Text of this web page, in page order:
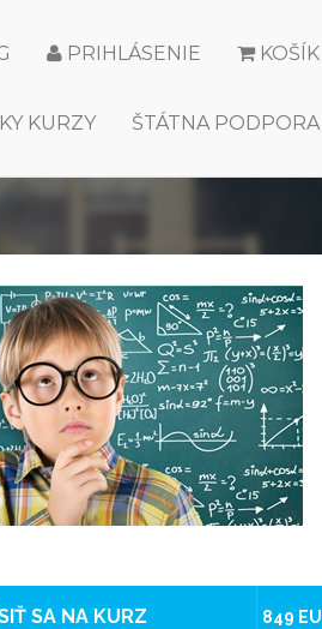
KOŠÍK
PRIHLÁSENIE
ŠTÁTNA PODPORA
KURZY
SA NA KURZ 849